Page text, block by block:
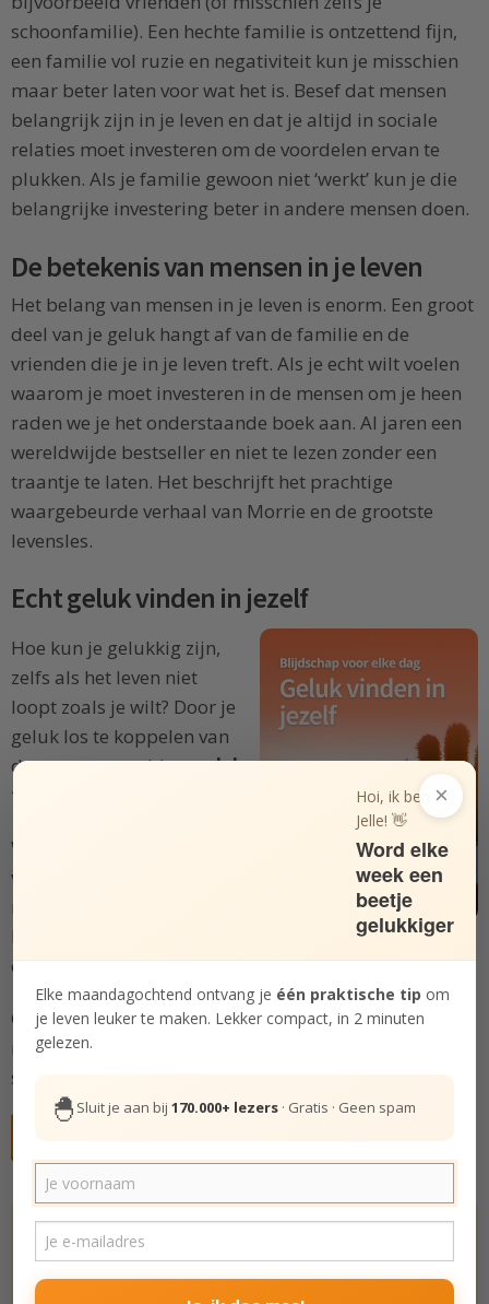
schoonfamilie). Een hechte familie is ontzettend fijn,
een familie vol ruzie en negativiteit kun je misschien
maar beter laten voor wat het is. Besef dat mensen
belangrijk zijn in je leven en dat je altijd in sociale
relaties moet investeren om de voordelen ervan te
plukken. Als je familie gewoon niet ‘werkt’ kun je die
belangrijke investering beter in andere mensen doen.
De betekenis van mensen in je leven
Het belang van mensen in je leven is enorm. Een groot
deel van je geluk hangt af van de familie en de
vrienden die je in je leven treft. Als je echt wilt voelen
waarom je moet investeren in de mensen om je heen
raden we je het onderstaande boek aan. Al jaren een
wereldwijde bestseller en niet te lezen zonder een
traantje te laten. Het beschrijft het prachtige
waargebeurde verhaal van Morrie en de grootste
levensles.
Echt geluk vinden in jezelf
Hoe kun je gelukkig zijn,
zelfs als het leven niet
loopt zoals je wilt? Door je
geluk los te koppelen van
de externe wereld engeluk
te vinden in jezelf
Wil je je vaker gelukkig
voelen met minder
die je kunt inzetten
om geluk te vinden in jezelf.
Gebruik deze Bundel om geluk te cultiveren in een
moeilijke periode, of om je bestaande geluksgevoel
sterker te funderen.
Hoe gelukkig ben jij echt? Doe de test.
De Gelukstest
Het leven is zeer de moeite waard.
×
Hoi, ik ben
Jelle! 👋
Word elke
week een
beetje
gelukkiger
Elke maandagochtend ontvang je één praktische tip om
je leven leuker te maken. Lekker compact, in 2 minuten
gelezen.
🐣 Sluit je aan bij 170.000+ lezers · Gratis · Geen spam